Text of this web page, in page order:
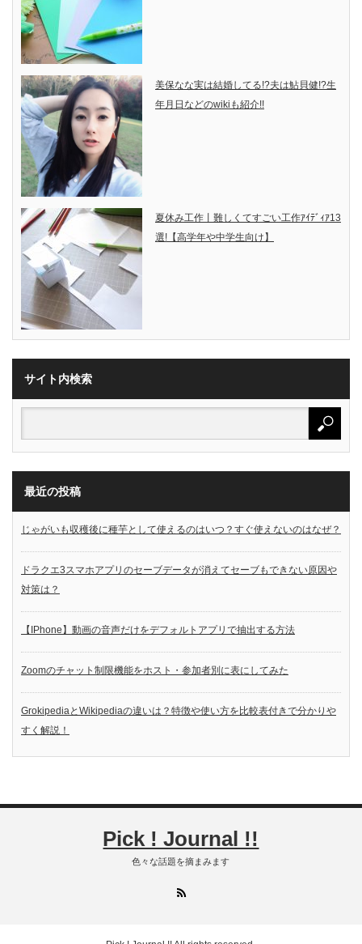
美保なな実は結婚してる!?夫は鮎貝健!?生
年月日などのwikiも紹介!!
夏休み工作丨難しくてすごい工作ｱｲﾃﾞｨｱ13
選!【高学年や中学生向け】
サイト内検索
最近の投稿
じゃがいも収穫後に種芋として使えるのはいつ？すぐ使えないのはなぜ？
ドラクエ3スマホアプリのセーブデータが消えてセーブもできない原因や
対策は？
【IPhone】動画の音声だけをデフォルトアプリで抽出する方法
Zoomのチャット制限機能をホスト・参加者別に表にしてみた
GrokipediaとWikipediaの違いは？特徴や使い方を比較表付きで分かりや
すく解説！
Pick ! Journal !!
色々な話題を摘まみます